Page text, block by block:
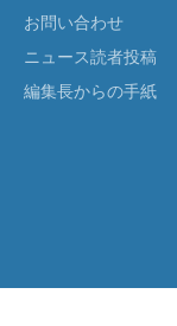
お問い合わせ
ニュース読者投稿
編集長からの手紙